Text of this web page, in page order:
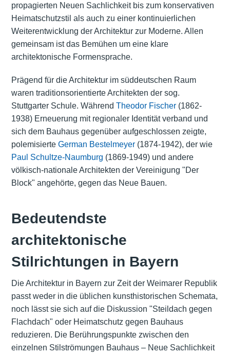
propagierten Neuen Sachlichkeit bis zum konservativen
Heimatschutzstil als auch zu einer kontinuierlichen
Weiterentwicklung der Architektur zur Moderne. Allen
gemeinsam ist das Bemühen um eine klare
architektonische Formensprache.
Prägend für die Architektur im süddeutschen Raum
waren traditionsorientierte Architekten der sog.
Stuttgarter Schule. Während Theodor Fischer(1862-
1938) Erneuerung mit regionaler Identität verband und
sich dem Bauhaus gegenüber aufgeschlossen zeigte,
polemisierte German Bestelmeyer(1874-1942), der wie
Paul Schultze-Naumburg (1869-1949) und andere
völkisch-nationale Architekten der Vereinigung "Der
Block" angehörte, gegen das Neue Bauen.
Bedeutendste
architektonische
Stilrichtungen in Bayern
Die Architektur in Bayern zur Zeit der Weimarer Republik
passt weder in die üblichen kunsthistorischen Schemata,
noch lässt sie sich auf die Diskussion "Steildach gegen
Flachdach" oder Heimatschutz gegen Bauhaus
reduzieren. Die Berührungspunkte zwischen den
einzelnen Stilströmungen Bauhaus – Neue Sachlichkeit